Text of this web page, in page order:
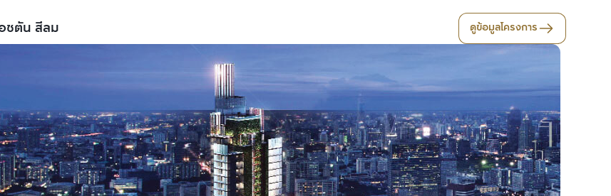
ชตัน สีลม ดูข้อมูลโครงการ